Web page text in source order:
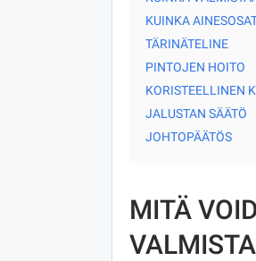
KUINKA
TÄRINÄTELINE
PINTOJEN HOITO
KORISTEELLINEN
JALUSTAN SÄÄTÖ
JOHTOPÄÄTÖS
MITÄ